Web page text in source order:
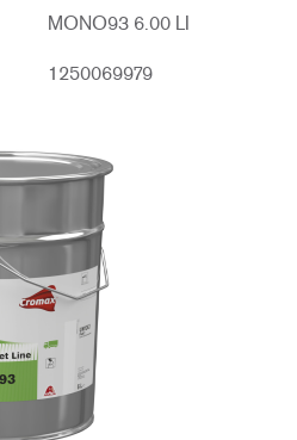
MONO93 6.00 LI
1250069979